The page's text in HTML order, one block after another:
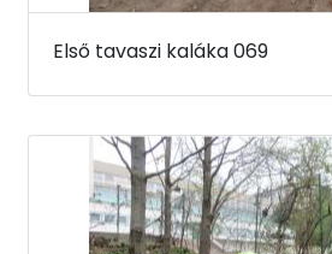
Első tavaszi kaláka 069